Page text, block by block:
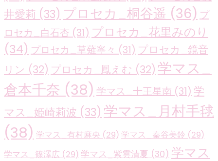
井愛莉 (33) プロセカ_桐谷遥 (36) プ
ロセカ_白石杏 (31) プロセカ_花里みのり
(34) プロセカ_草薙寧々 (31) プロセカ_鏡音
リン (32) プロセカ_鳳えむ (32) 学マス_
倉本千奈 (38) 学マス_十王星南 (31) 学
マス_姫崎莉波 (33) 学マス_月村手毬
(38) 学マス_有村麻央 (29) 学マス_秦谷美鈴 (29)
学マス_篠澤広 (29) 学マス_紫雲清夏 (30) 学マス